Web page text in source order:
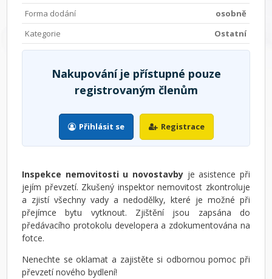
Forma dodání
osobně
Kategorie
Ostatní
Nakupování je přístupné pouze
registrovaným členům
Přihlásit se Registrace
Inspekce nemovitosti u novostavby je asistence při
jejím převzetí. Zkušený inspektor nemovitost zkontroluje
a zjistí všechny vady a nedodělky, které je možné při
přejímce bytu vytknout. Zjištění jsou zapsána do
předávacího protokolu developera a zdokumentována na
fotce.
Nenechte se oklamat a zajistěte si odbornou pomoc při
převzetí nového bydlení!